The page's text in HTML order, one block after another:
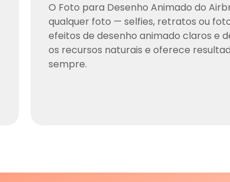
O Foto para Desenho Animado do
qualquer foto — selfies, retratos ou
efeitos de desenho animado claros e
os recursos naturais e oferece
sempre.